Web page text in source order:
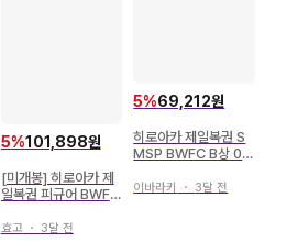
5%101,898원
[미개봉] 히로아카 제
일복권 피규어 BWFC
효고・ 3달 전
5%69,212원
히로아카 제일복권 S
MSP BWFC B상 02
이바라키 ・ 3달 전